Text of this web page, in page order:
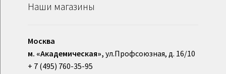
Наши магазины
Москва
м. «Академическая», ул.Профсоюзная, д. 16/10
+ 7 (495) 760-35-95